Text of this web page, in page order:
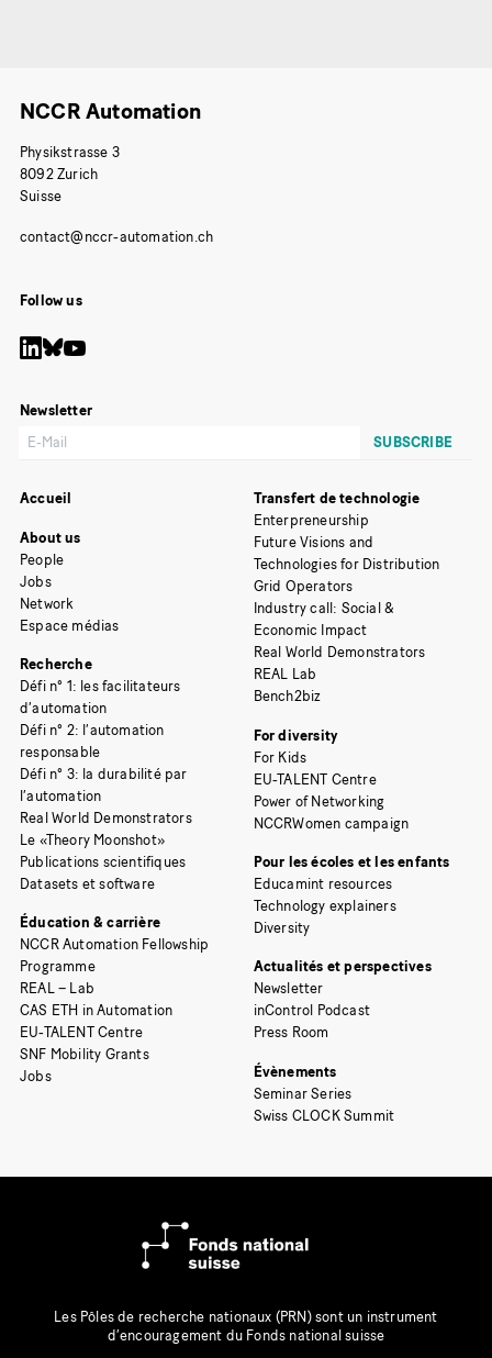
NCCR Automation
Physikstrasse 3
8092 Zurich
Suisse
Follow us
Newsletter
Accueil
About us
People
Jobs
Network
Espace médias
Recherche
Défi n° 1: les facilitateurs
d’automation
Défi n° 2: l’automation
responsable
Défi n° 3: la durabilité par
l’automation
Real World Demonstrators
Le «Theory Moonshot»
Publications scientifiques
Datasets et software
Éducation & carrière
NCCR Automation Fellowship
Programme
REAL – Lab
CAS ETH in Automation
EU-TALENT Centre
SNF Mobility Grants
Jobs
Transfert de technologie
Enterpreneurship
Future Visions and
Technologies for Distribution
Grid Operators
Industry call: Social &
Economic Impact
Real World Demonstrators
REAL Lab
Bench2biz
For diversity
For Kids
EU-TALENT Centre
Power of Networking
NCCRWomen campaign
Pour les écoles et les enfants
Educamint resources
Technology explainers
Diversity
Actualités et perspectives
Newsletter
inControl Podcast
Press Room
Évènements
Seminar Series
Swiss CLOCK Summit
Les Pôles de recherche nationaux (PRN) sont un instrument
d’encouragement du Fonds national suisse